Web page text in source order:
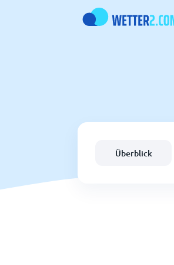
Überblick